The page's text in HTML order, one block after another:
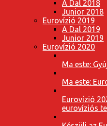
A Dal 2018
Junior 2018
Eurovízió 2019
A Dal 2019
Junior 2019
Eurovízió 2020
Ma este:
Ma este:
Eurovízió
eurovíziós